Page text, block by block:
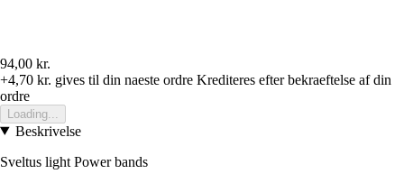
94,00 kr.
+4,70 kr. gives til din naeste ordre Krediteres efter bekraeftelse af din
ordre
Loading...
Beskrivelse
Sveltus light Power bands